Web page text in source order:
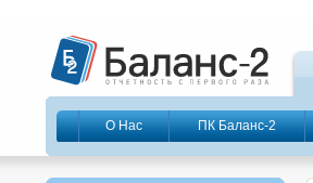
О Нас ПК Баланс-2